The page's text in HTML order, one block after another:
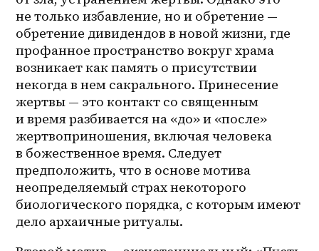
не только избавление, но и обретение —
обретение дивидендов в новой жизни, где
профанное пространство вокруг храма
возникает как память о присутствии
некогда в нем сакрального. Принесение
жертвы — это контакт со священным
и время разбивается на «до» и «после»
жертвоприношения, включая человека
в божественное время. Следует
предположить, что в основе мотива
неопределяемый страх некоторого
биологического порядка, с которым имеют
дело архаичные ритуалы.